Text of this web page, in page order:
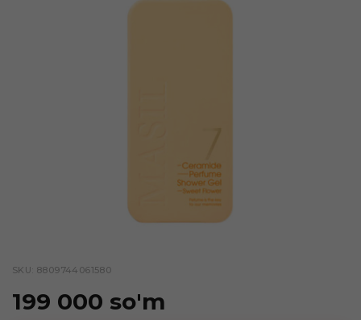
SKU: 8809744061580
199 000 so'm